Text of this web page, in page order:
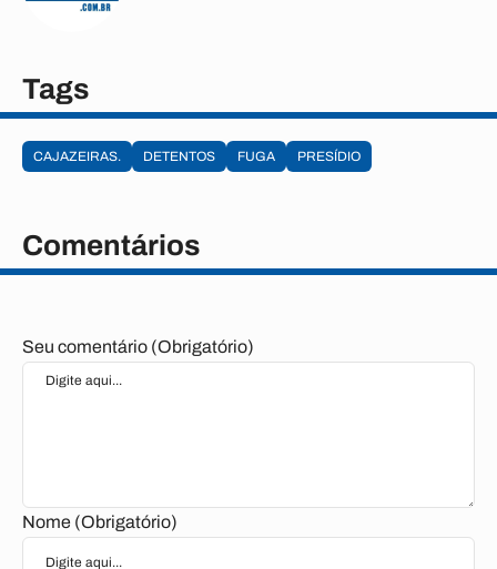
Tags
CAJAZEIRAS. DETENTOS FUGA PRESÍDIO
Comentários
Seu comentário (Obrigatório)
Nome (Obrigatório)